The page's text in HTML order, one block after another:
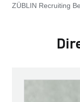
ZÜBLIN Recruiting